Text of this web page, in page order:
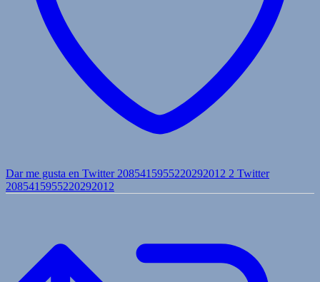
Dar me gusta en Twitter 2085415955220292012 2 Twitter
2085415955220292012